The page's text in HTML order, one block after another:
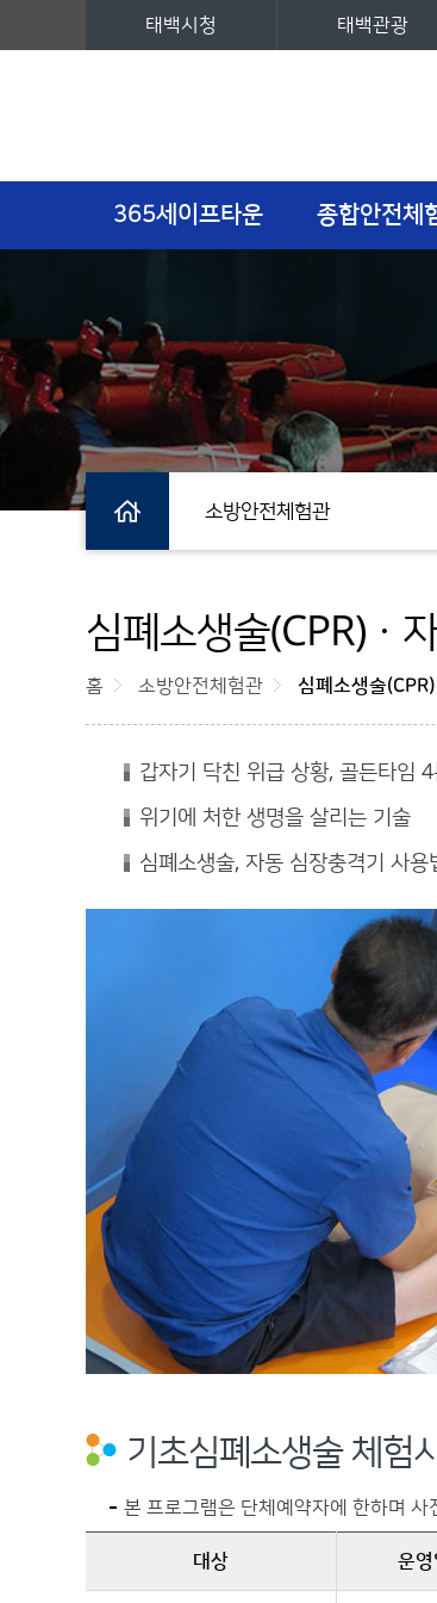
태백시청 태백관광
주메뉴
365세이프타운 종합안전체
소방안전체험관
심폐소생술(CPR)ㆍ
홈 소방안전체험관 심폐소생술
갑자기 닥친 위급 상황, 골든타임
위기에 처한 생명을 살리는 기술
심폐소생술, 자동 심장충격기 사용
기초심폐소생술 체험
본 프로그램은 단체예약자에 한하며
대상 운